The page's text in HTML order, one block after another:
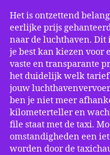
Het is ontzettend
eerlijke prijs
naar de luchthaven. Dit
je best kan kiezen voor
vaste en transparante
het duidelijk welk tarief
jouw
ben je niet meer
kilometerteller en
file staat met de taxi.
omstandigheden een
worden door de